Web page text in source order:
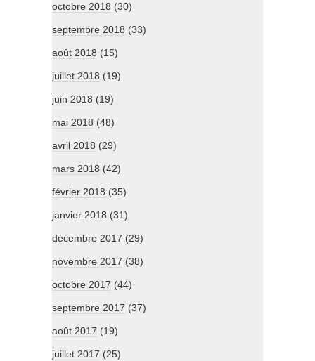
octobre 2018 (30)
septembre 2018 (33)
août 2018 (15)
juillet 2018 (19)
juin 2018 (19)
mai 2018 (48)
avril 2018 (29)
mars 2018 (42)
février 2018 (35)
janvier 2018 (31)
décembre 2017 (29)
novembre 2017 (38)
octobre 2017 (44)
septembre 2017 (37)
août 2017 (19)
juillet 2017 (25)